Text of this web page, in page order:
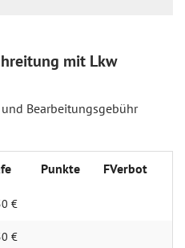
mit Lkw
Bearbeitungsgebühr
Punkte FVerbot
€
€